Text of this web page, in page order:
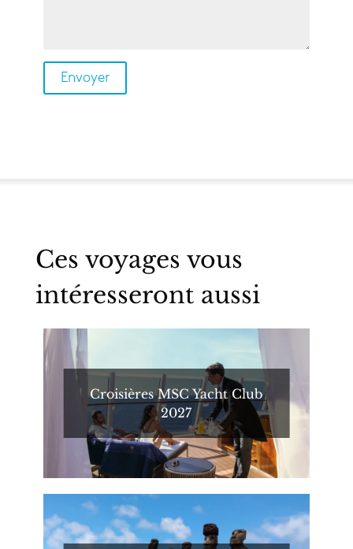
Ces voyages vous
intéresseront aussi
Croisières MSC Yacht Club
2027